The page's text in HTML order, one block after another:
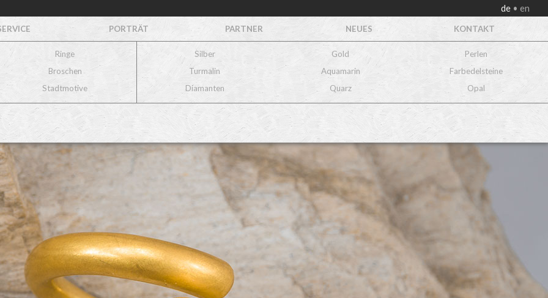
de en
PORTRÄT PARTNER NEUES KONTAKT
Ringe
Broschen
Stadtmotive
Silber Gold
Perlen
Turmalin
Aquamarin
Farbedelsteine
Diamanten
Quarz Opal